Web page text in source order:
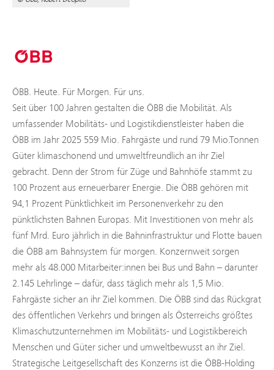
ÖBB. Heute. Für Morgen. Für uns.
Seit über 100 Jahren gestalten die ÖBB die Mobilität. Als
umfassender Mobilitäts- und Logistikdienstleister haben die
ÖBB im Jahr 2025 559 Mio. Fahrgäste und rund 79 Mio.Tonnen
Güter klimaschonend und umweltfreundlich an ihr Ziel
gebracht. Denn der Strom für Züge und Bahnhöfe stammt zu
100 Prozent aus erneuerbarer Energie. Die ÖBB gehören mit
94,1 Prozent Pünktlichkeit im Personenverkehr zu den
pünktlichsten Bahnen Europas. Mit Investitionen von mehr als
fünf Mrd. Euro jährlich in die Bahninfrastruktur und Flotte bauen
die ÖBB am Bahnsystem für morgen. Konzernweit sorgen
mehr als 48.000 Mitarbeiter:innen bei Bus und Bahn – darunter
2.145 Lehrlinge – dafür, dass täglich mehr als 1,5 Mio.
Fahrgäste sicher an ihr Ziel kommen. Die ÖBB sind das Rückgrat
des öffentlichen Verkehrs und bringen als Österreichs größtes
Klimaschutzunternehmen im Mobilitäts- und Logistikbereich
Menschen und Güter sicher und umweltbewusst an ihr Ziel.
Strategische Leitgesellschaft des Konzerns ist die ÖBB-Holding